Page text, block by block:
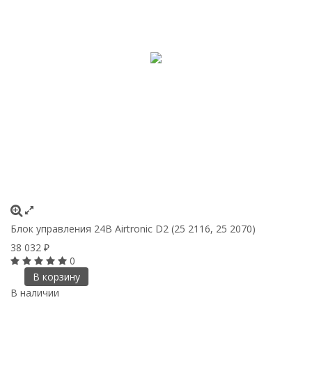
Блок управления 24B Airtronic D2 (25 2116, 25 2070)
38 032 ₽
0
В корзину
В наличии